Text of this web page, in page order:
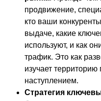
продвижение,
кто ваши
выдаче, какие
используют, и как
трафик. Это как
изучает территорию
наступлением.
Стратегия